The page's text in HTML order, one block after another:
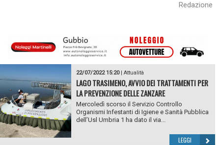
Redazione
22/07/2022 15:20| Attualità
LAGO TRASIMENO, AVVIO DEI TRATTAMENTI PER
LA PREVENZIONE DELLE ZANZARE
Mercoledì scorso il Servizio Controllo
Organismi Infestanti di Igiene e Sanità Pubblica
dell’Usl Umbria 1 ha dato il via...
LEGGI